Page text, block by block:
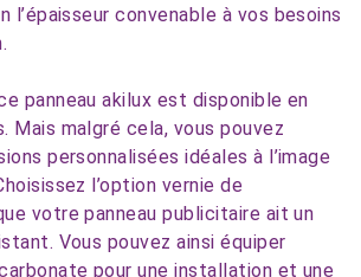
l’épaisseur convenable à vos besoins
panneau akilux est disponible en
Mais malgré cela, vous pouvez
personnalisées idéales à l’image
l’option vernie de
votre panneau publicitaire ait un
Vous pouvez ainsi équiper
pour une installation et une